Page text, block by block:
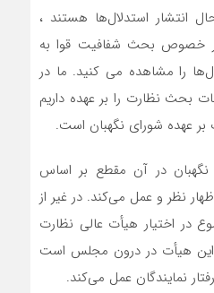
انتشار استدلال‌ها هستند ،
خصوص بحث شفافیت قوا به
را مشاهده می کنید. ما در
بحث نظارت را بر عهده داریم
بر عهده شورای نگهبان است.
نگهبان در آن مقطع بر اساس
نظر و عمل می‌کند. در غیر از
در اختیار هیأت عالی نظارت
این هیأت در درون مجلس است
نمایندگان عمل می‌کند.